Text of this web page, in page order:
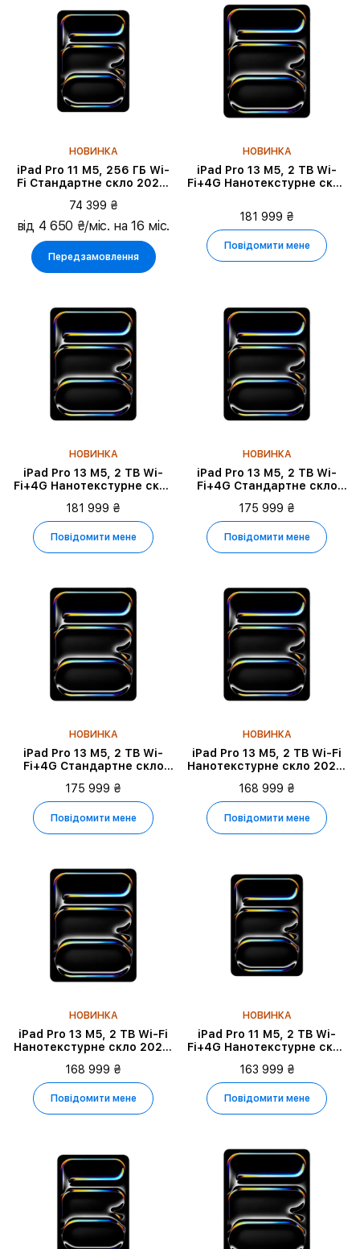
НОВИНКА
iPad Pro 11 M5, 256 ГБ Wi-
Fi Стандартне скло 2025,
74 399 ₴
від 4 650 ₴/міс. на 16 міс.
Передзамовлення
НОВИНКА
iPad Pro 13 M5, 2 TB Wi-
Fi+4G Нанотекстурне скло
181 999 ₴
Повідомити мене
НОВИНКА
iPad Pro 13 M5, 2 TB Wi-
Fi+4G Нанотекстурне скло
181 999 ₴
Повідомити мене
НОВИНКА
iPad Pro 13 M5, 2 TB Wi-
Fi+4G Стандартне скло
175 999 ₴
Повідомити мене
НОВИНКА
iPad Pro 13 M5, 2 TB Wi-
Fi+4G Стандартне скло
175 999 ₴
Повідомити мене
НОВИНКА
iPad Pro 13 M5, 2 TB Wi-Fi
Нанотекстурне скло 2025,
168 999 ₴
Повідомити мене
НОВИНКА
iPad Pro 13 M5, 2 TB Wi-Fi
Нанотекстурне скло 2025,
168 999 ₴
Повідомити мене
НОВИНКА
iPad Pro 11 M5, 2 TB Wi-
Fi+4G Нанотекстурне скло
163 999 ₴
Повідомити мене